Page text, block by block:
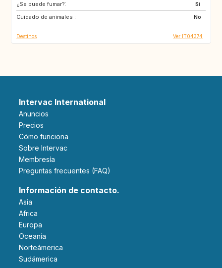
¿Se puede fumar?:
Si
Cuidado de animales :
No
Destinos Ver IT04374
Intervac International
Anuncios
Precios
Cómo funciona
Sobre Intervac
Membresía
Preguntas frecuentes (FAQ)
Información de contacto.
Asia
Africa
Europa
Oceanía
Norteámerica
Sudámerica